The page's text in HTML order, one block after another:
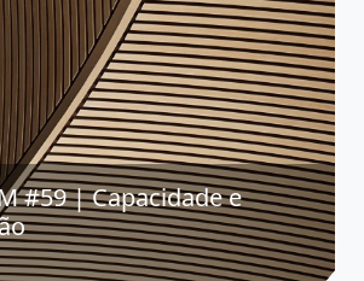
#59 | Capacidade e